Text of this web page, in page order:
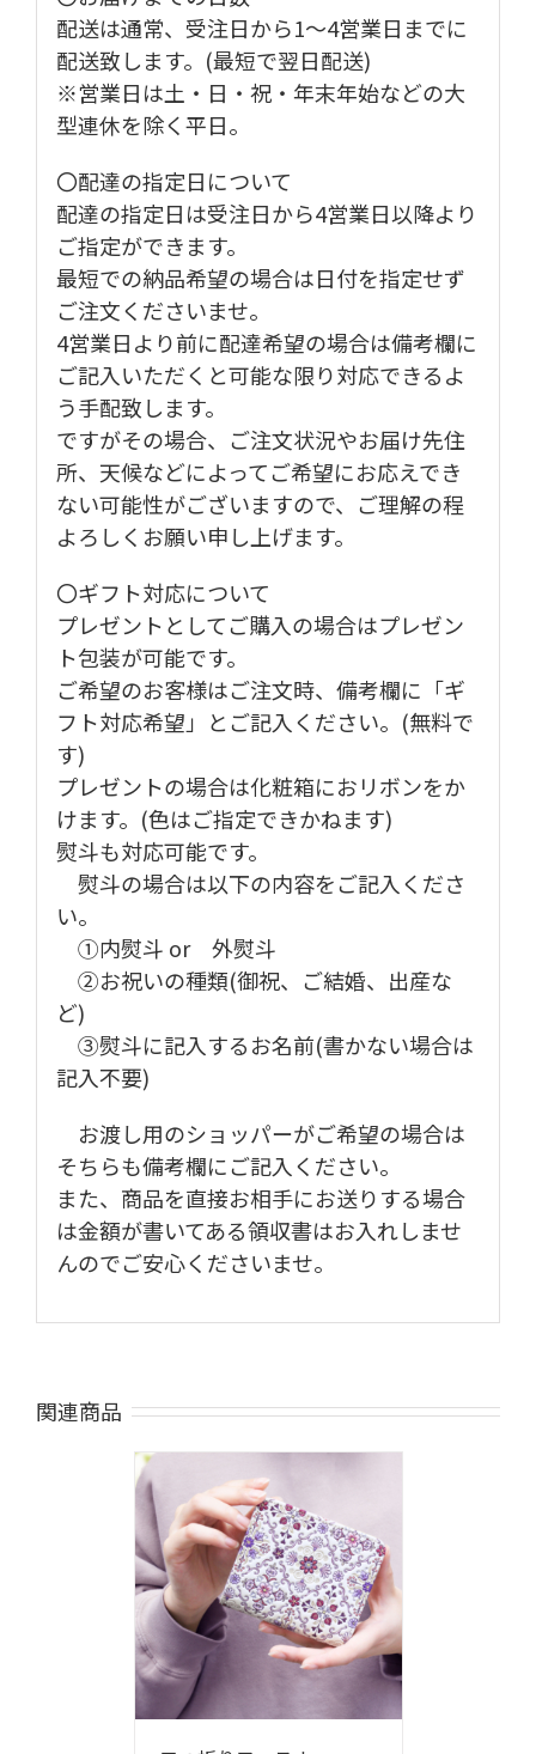
配送は通常、受注日から1～4営業日までに
配送致します。(最短で翌日配送)
※営業日は土・日・祝・年末年始などの大
型連休を除く平日。
〇配達の指定日について
配達の指定日は受注日から4営業日以降より
ご指定ができます。
最短での納品希望の場合は日付を指定せず
ご注文くださいませ。
4営業日より前に配達希望の場合は備考欄に
ご記入いただくと可能な限り対応できるよ
う手配致します。
ですがその場合、ご注文状況やお届け先住
所、天候などによってご希望にお応えでき
ない可能性がございますので、ご理解の程
よろしくお願い申し上げます。
〇ギフト対応について
プレゼントとしてご購入の場合はプレゼン
ト包装が可能です。
ご希望のお客様はご注文時、備考欄に「ギ
フト対応希望」とご記入ください。(無料で
す)
プレゼントの場合は化粧箱におリボンをか
けます。(色はご指定できかねます)
熨斗も対応可能です。
熨斗の場合は以下の内容をご記入くださ
い。
①内熨斗 or 外熨斗
②お祝いの種類(御祝、ご結婚、出産な
ど)
③熨斗に記入するお名前(書かない場合は
記入不要)
お渡し用のショッパーがご希望の場合は
そちらも備考欄にご記入ください。
また、商品を直接お相手にお送りする場合
は金額が書いてある領収書はお入れしませ
んのでご安心くださいませ。
関連商品